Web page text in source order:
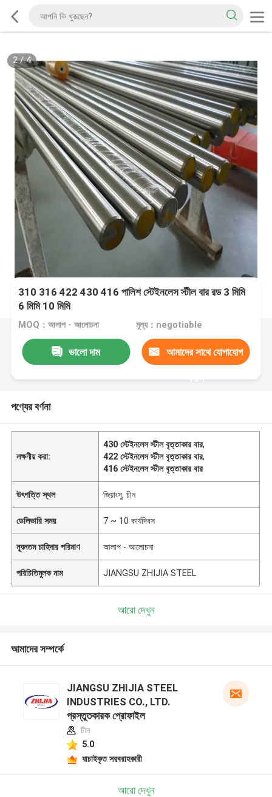
2/4
310 316 422 430 416 পালিশ স্টেইনলেস স্টীল বার রড 3 মিমি
6 মিমি 10 মিমি
MOQ：আলাপ - আলোচনা মূল্য：negotiable
ভালো দাম আমাদের সাথে যোগাযোগ
করুন
পণ্যের বর্ণনা
লক্ষণীয় করা:
430 স্টেইনলেস স্টীল বৃত্তাকার বার,
422 স্টেইনলেস স্টীল বৃত্তাকার বার,
416 স্টেইনলেস স্টীল বৃত্তাকার বার
উৎপত্তি স্থল জিয়াংসু, চীন
ডেলিভারি সময় 7 ~ 10 কার্যদিবস
ন্যূনতম চাহিদার পরিমাণ আলাপ - আলোচনা
পরিচিতিমুলক নাম JIANGSU ZHIJIA STEEL
আরো দেখুন
আমাদের সম্পর্কে
JIANGSU ZHIJIA STEEL
INDUSTRIES CO., LTD.
প্রস্তুতকারক প্রোফাইল
চীন
5.0
যাচাইকৃত সরবরাহকারী
আরো দেখুন